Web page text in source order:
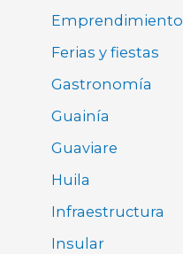
Emprendimiento
Ferias y fiestas
Gastronomía
Guainía
Guaviare
Huila
Infraestructura
Insular